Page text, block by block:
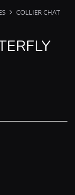
COLLIER CHAT